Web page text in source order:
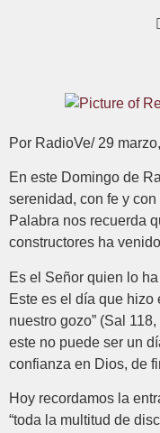
Por RadioVe/ 29
En este Domingo de
serenidad, con fe y
Palabra nos recuerda
constructores ha
Es el Señor quien lo
Este es el día que hizo
nuestro gozo” (Sal
este no puede ser un
confianza en Dios, de
Hoy recordamos la
“toda la multitud de